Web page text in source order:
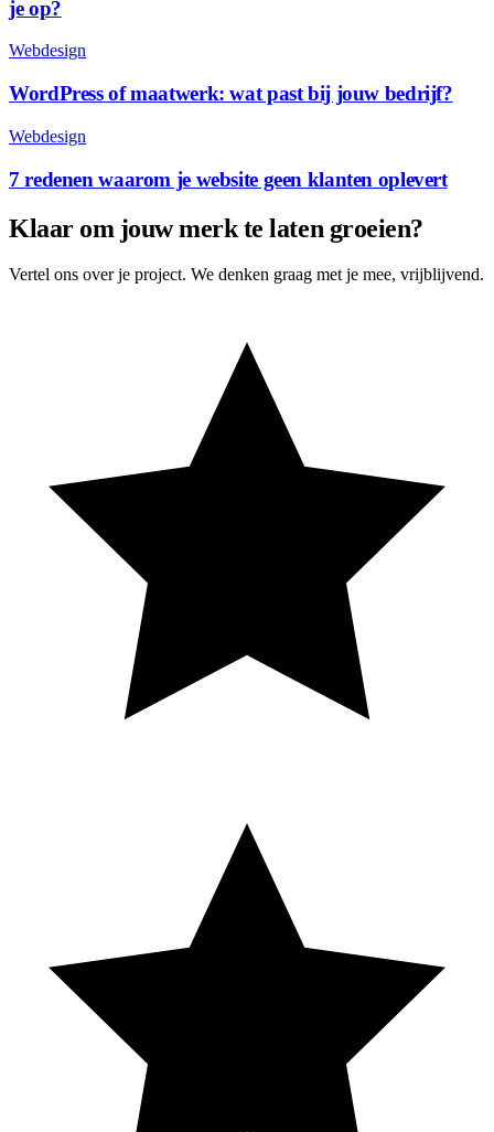
je op?
Webdesign
WordPress of maatwerk: wat past bij jouw bedrijf?
Webdesign
7 redenen waarom je website geen klanten oplevert
Klaar om jouw merk te laten groeien?
Vertel ons over je project. We denken graag met je mee, vrijblijvend.